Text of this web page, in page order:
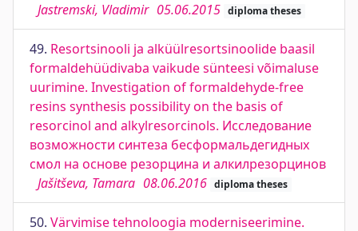
Jastremski, Vladimir 05.06.2015 diploma theses
49. Resortsinooli ja alküülresortsinoolide baasil
formaldehüüdivaba vaikude sünteesi võimaluse
uurimine. Investigation of formaldehyde-free
resins synthesis possibility on the basis of
resorcinol and alkylresorcinols. Исследование
возможности синтеза бесформальдегидных
смол на основе резорцина и алкилрезорцинов
Jašitševa, Tamara 08.06.2016 diploma theses
50. Värvimise tehnoloogia moderniseerimine.